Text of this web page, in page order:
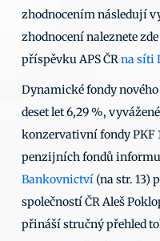
zhodnocením následují
zhodnocení naleznete
příspěvku APS ČR na síti
Dynamické fondy
deset let 6,29 %,
konzervativní fondy PKF
penzijních fondů
Bankovnictví (na str. 13)
společností ČR Aleš
přináší stručný přehled